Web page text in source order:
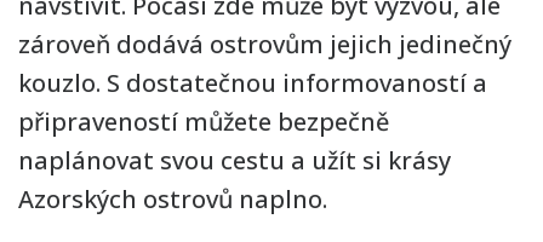
zároveň dodává ostrovům jejich jedinečný
kouzlo. S dostatečnou informovaností a
připraveností můžete bezpečně
naplánovat svou cestu a užít si krásy
Azorských ostrovů naplno.